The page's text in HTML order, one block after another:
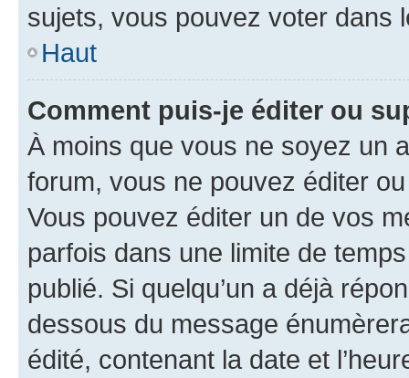
sujets, vous pouvez voter dans
Haut
Comment puis-je éditer ou
À moins que vous ne soyez un
forum, vous ne pouvez éditer
Vous pouvez éditer un de vos
parfois dans une limite de
publié. Si quelqu’un a déjà
dessous du message
édité, contenant la date et